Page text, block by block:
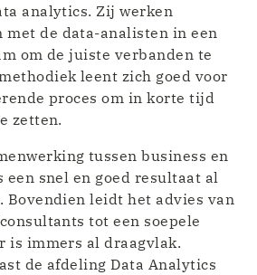
analytics. Zij werken
met de data-analisten in een
om de juiste verbanden te
leent zich goed voor
proces om in korte tijd
zetten.
tussen business en
snel en goed resultaat al
Bovendien leidt het advies van
tot een soepele
is immers al draagvlak.
de afdeling Data Analytics